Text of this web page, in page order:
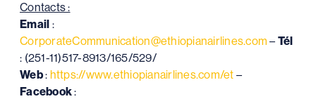
Contacts :
Email :
CorporateCommunication@ethiopianairlines.com – Tél
: (251-11)517-8913/165/529/
Web: https://www.ethiopianairlines.com/et –
Facebook: